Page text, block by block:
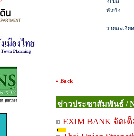
หัวข้อ
รายละเอียด
« Back
ข่าวประชาสัมพันธ์ /
EXIM BANK จัดเ